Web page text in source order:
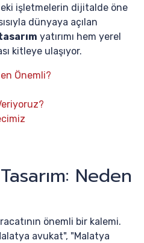
işletmelerin dijitalde öne
dünyaya açılan
yatırımı hem yerel
kitleye ulaşıyor.
Önemli?
Neden
önemli bir kalemi.
avukat", "Malatya